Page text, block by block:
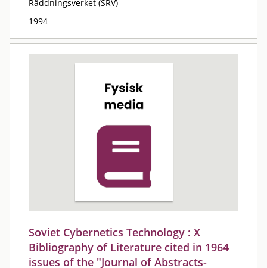
Räddningsverket (SRV)
1994
Soviet Cybernetics Technology : X
Bibliography of Literature cited in 1964
issues of the "Journal of Abstracts-